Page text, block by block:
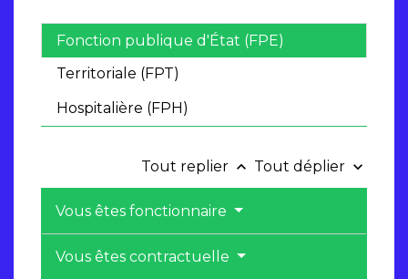
Fonction publique d'État (FPE)
Territoriale (FPT)
Hospitalière (FPH)
Tout replier keyboard_arrow_up Tout déplier keyboard_arrow_down
Vous êtes fonctionnaire
Vous êtes contractuelle